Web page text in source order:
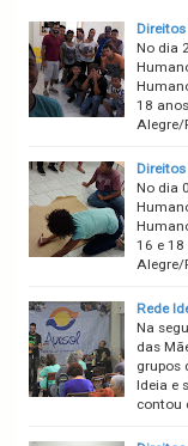
No dia
18
Alegre/
No dia
16 e 18
Alegre/
Rede
Na
das
grupos
Ideia e
contou